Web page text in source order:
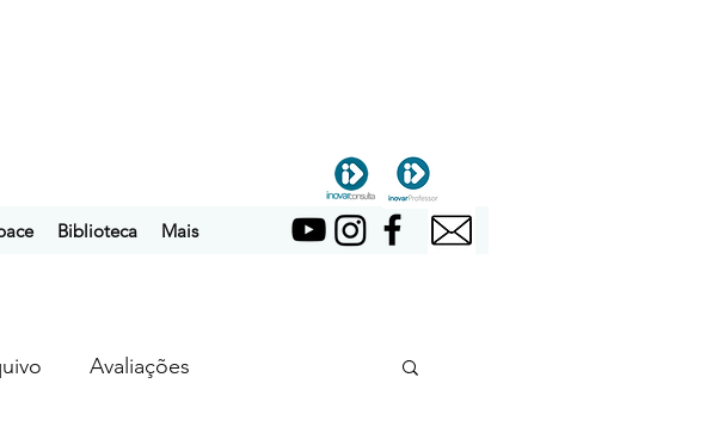
Biblioteca Mais
Avaliações